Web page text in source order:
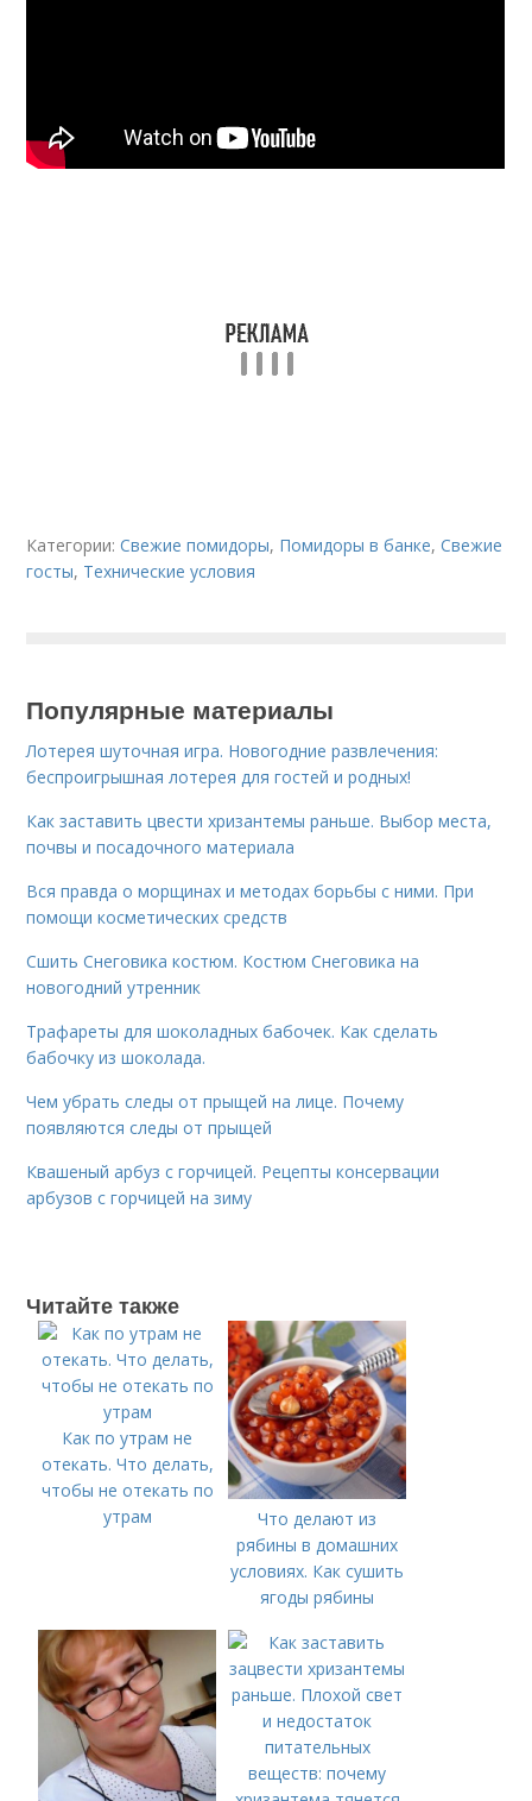
Категории:Свежие помидоры, Помидоры в банке,Свежие
госты, Технические условия
Популярные материалы
Лотерея шуточная игра. Новогодние развлечения:
беспроигрышная лотерея для гостей и родных!
Как заставить цвести хризантемы раньше. Выбор места,
почвы и посадочного материала
Вся правда о морщинах и методах борьбы с ними. При
помощи косметических средств
Сшить Снеговика костюм. Костюм Снеговика на
новогодний утренник
Трафареты для шоколадных бабочек. Как сделать
бабочку из шоколада.
Чем убрать следы от прыщей на лице. Почему
появляются следы от прыщей
Квашеный арбуз с горчицей. Рецепты консервации
арбузов с горчицей на зиму
Читайте также
Как по утрам не
отекать. Что делать,
чтобы не отекать по
утрам
Что делают из
рябины в домашних
условиях. Как сушить
ягоды рябины